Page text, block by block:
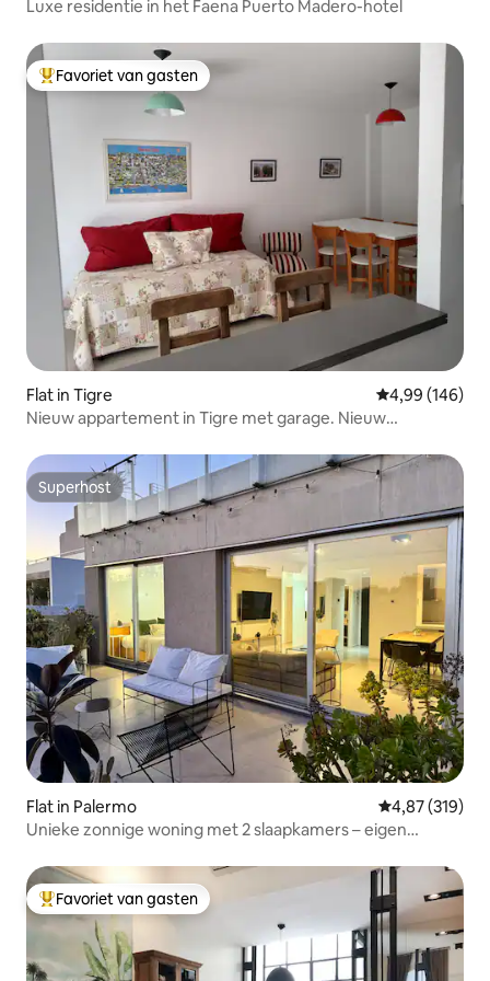
Luxe residentie in het Faena Puerto Madero-hotel
Topfavoriet van gasten
Favoriet van gasten
Flat in Tigre Gemiddelde
4,99 (146)
Nieuw appartement in Tigre met garage. Nieuw
Superhost
Superhost
Flat in Palermo Gemiddelde
4,87 (319)
Unieke zonnige woning met 2 slaapkamers – eigen
Topfavoriet van gasten
Favoriet van gasten